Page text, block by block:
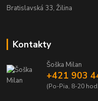
Bratislavská 33, Žilina
Kontakty
Šoška Milan
+421 903
(Po-Pia, 8-20